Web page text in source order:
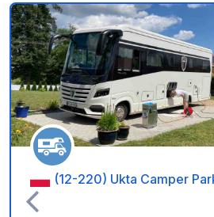
(12-220) Ukta Camper